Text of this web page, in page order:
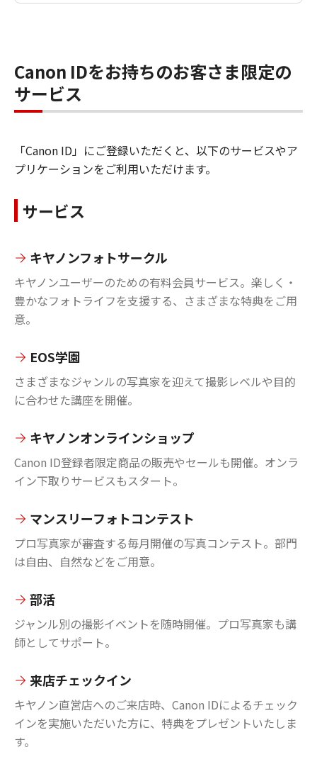
Canon IDをお持ちのお客さま限定の
サービス
「Canon ID」にご登録いただくと、以下のサービスやア
プリケーションをご利用いただけます。
サービス
キヤノンフォトサークル
キヤノンユーザーのための有料会員サービス。楽しく・
豊かなフォトライフを支援する、さまざまな特典をご用
意。
EOS学園
さまざまなジャンルの写真家を迎えて撮影レベルや目的
に合わせた講座を開催。
キヤノンオンラインショップ
Canon ID登録者限定商品の販売やセールも開催。オンラ
イン下取りサービスもスタート。
マンスリーフォトコンテスト
プロ写真家が審査する毎月開催の写真コンテスト。部門
は自由、自然などをご用意。
部活
ジャンル別の撮影イベントを随時開催。プロ写真家も講
師としてサポート。
来店チェックイン
キヤノン直営店へのご来店時、Canon IDによるチェック
インを実施いただいた方に、特典をプレゼントいたしま
す。